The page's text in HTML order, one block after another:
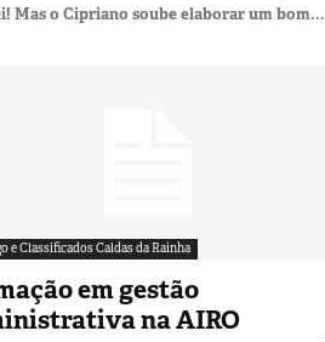
Mas o Cipriano soube elaborar um bom...
e Classificados Caldas da Rainha
em gestão
na AIRO